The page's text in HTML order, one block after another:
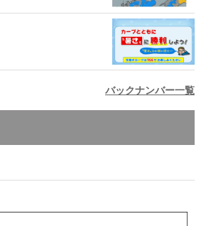
バックナンバー一覧